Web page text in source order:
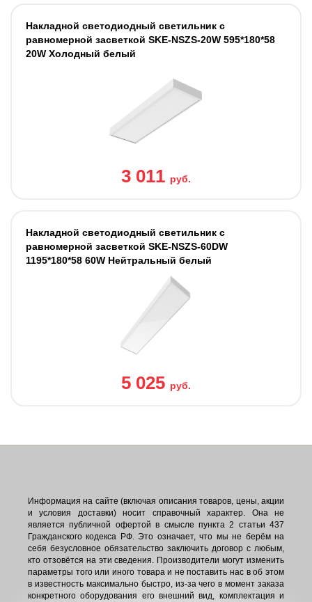
Накладной светодиодный светильник с
равномерной засветкой SKE-NSZS-20W 595*180*58
20W Холодный белый
3 011 руб.
Накладной светодиодный светильник с
равномерной засветкой SKE-NSZS-60DW
1195*180*58 60W Нейтральный белый
5 025 руб.
Информация на сайте (включая описания товаров, цены, акции
и условия доставки) носит справочный характер. Она не
является публичной офертой в смысле пункта 2 статьи 437
Гражданского кодекса РФ. Это означает, что мы не берём на
себя безусловное обязательство заключить договор с любым,
кто отзовётся на эти сведения. Производители могут изменить
параметры того или иного товара и не поставить нас в об этом
в известность максимально быстро, из-за чего в момент заказа
конкретного оборудования его внешний вид, комплектация и